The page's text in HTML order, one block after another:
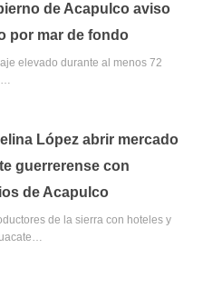
de Acapulco aviso
por mar de fondo
elevado durante al menos 72
López abrir mercado
guerrerense con
de Acapulco
de la sierra con hoteles y